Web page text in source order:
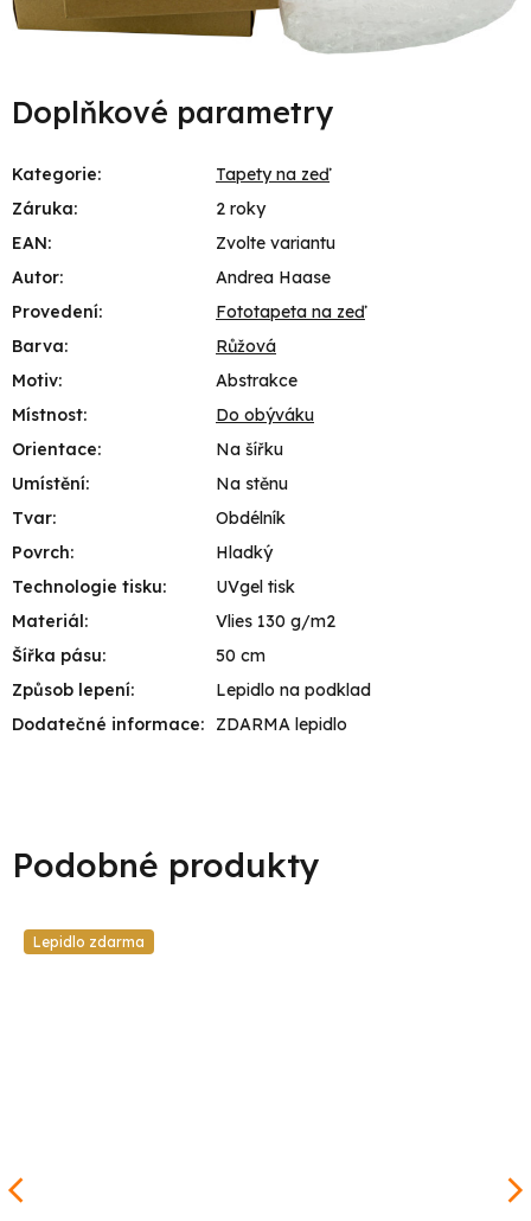
Doplňkové parametry
Kategorie:
Tapety na zeď
Záruka:
2 roky
EAN:
Zvolte variantu
Autor:
Andrea Haase
Provedení:
Fototapeta na zeď
Barva:
Růžová
Motiv:
Abstrakce
Místnost:
Do obýváku
Orientace:
Na šířku
Umístění:
Na stěnu
Tvar:
Obdélník
Povrch:
Hladký
Technologie tisku:
UVgel tisk
Materiál:
Vlies 130 g/m2
Šířka pásu:
50 cm
Způsob lepení:
Lepidlo na podklad
Dodatečné informace: ZDARMA lepidlo
Lepidlo zdarma